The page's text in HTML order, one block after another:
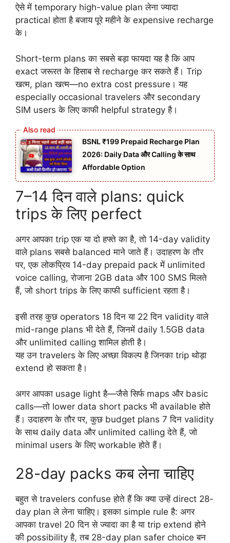
ऐसे में temporary high-value plan लेना ज्यादा
practical होता है बजाय पूरे महीने के expensive recharge
के।
Short-term plans का सबसे बड़ा फायदा यह है कि आप
exact जरूरत के हिसाब से recharge कर सकते हैं। Trip
खत्म, plan खत्म—no extra cost pressure। यह
especially occasional travelers और secondary
SIM users के लिए काफी helpful strategy है।
BSNL ₹199 Prepaid Recharge Plan
2026: Daily Data और Calling के साथ
Affordable Option
7–14 दिन वाले plans: quick
trips के लिए perfect
अगर आपका trip एक या दो हफ्ते का है, तो 14-day validity
वाले plans सबसे balanced माने जाते हैं। उदाहरण के तौर
पर, एक लोकप्रिय 14-day prepaid pack में unlimited
voice calling, रोजाना 2GB data और 100 SMS मिलते
हैं, जो short trips के लिए काफी sufficient रहता है।
इसी तरह कुछ operators 18 दिन या 22 दिन validity वाले
mid-range plans भी देते हैं, जिनमें daily 1.5GB data
और unlimited calling शामिल होती है।
यह उन travelers के लिए अच्छा विकल्प है जिनका trip थोड़ा
extend हो सकता है।
अगर आपका usage light है—जैसे सिर्फ maps और basic
calls—तो lower data short packs भी available होते
हैं। उदाहरण के तौर पर, कुछ budget plans 7 दिन validity
के साथ daily data और unlimited calling देते हैं, जो
minimal users के लिए workable होते हैं।
28-day packs कब लेना चाहिए
बहुत से travelers confuse होते हैं कि क्या उन्हें direct 28-
day plan ले लेना चाहिए। इसका simple rule है: अगर
आपका travel 20 दिन से ज्यादा का है या trip extend होने
की possibility है, तब 28-day plan safer choice बन